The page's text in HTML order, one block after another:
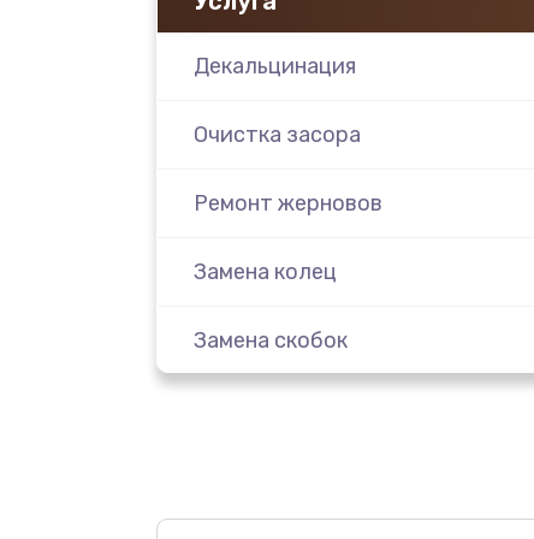
Декальцинация
Очистка засора
Ремонт жерновов
Замена колец
Замена скобок